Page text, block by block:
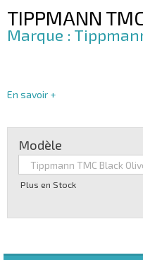
TIPPMANN
En savoir +
Modèle
Plus en Stock